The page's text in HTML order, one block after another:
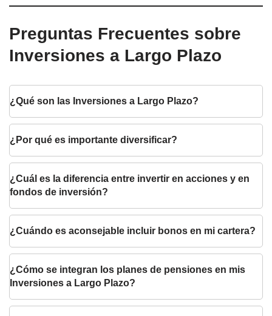
Preguntas Frecuentes sobre
Inversiones a Largo Plazo
¿Qué son las Inversiones a Largo Plazo?
¿Por qué es importante diversificar?
¿Cuál es la diferencia entre invertir en acciones y en
fondos de inversión?
¿Cuándo es aconsejable incluir bonos en mi cartera?
¿Cómo se integran los planes de pensiones en mis
Inversiones a Largo Plazo?